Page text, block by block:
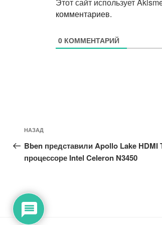
Этот сайт использует
комментариев.
0КОММЕНТАРИЙ
Навигация
по
записям
Предыдущая
запись:
НАЗАД
Bben представили Apollo Lake HDMI
процессоре Intel Celeron N3450